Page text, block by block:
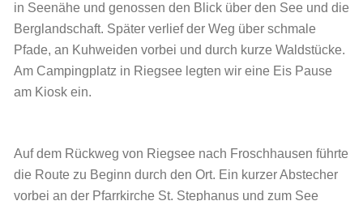
in Seenähe und genossen den Blick über den See und die
Berglandschaft. Später verlief der Weg über schmale
Pfade, an Kuhweiden vorbei und durch kurze Waldstücke.
Am Campingplatz in Riegsee legten wir eine Eis Pause
am Kiosk ein.
Auf dem Rückweg von Riegsee nach Froschhausen führte
die Route zu Beginn durch den Ort. Ein kurzer Abstecher
vorbei an der Pfarrkirche St. Stephanus und zum See